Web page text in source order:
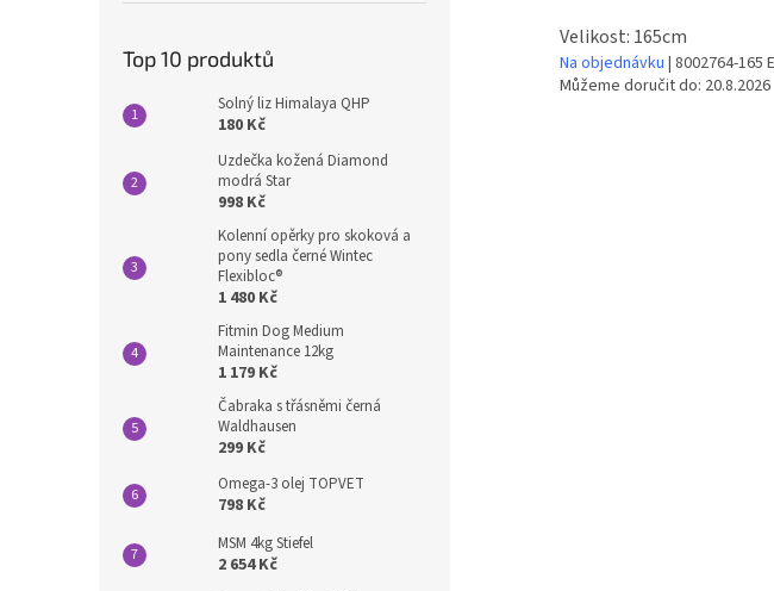
Top 10 produktů
Solný liz Himalaya QHP
180 Kč
Uzdečka kožená Diamond
modrá Star
998 Kč
Kolenní opěrky pro skoková a
pony sedla černé Wintec
Flexibloc®
1 480 Kč
Fitmin Dog Medium
Maintenance 12kg
1 179 Kč
Čabraka s třásněmi černá
Waldhausen
299 Kč
Omega-3 olej TOPVET
798 Kč
MSM 4kg Stiefel
2 654 Kč
Velikost: 165cm
Na objednávku | 8002764-165
Můžeme doručit do: 20.8.2026